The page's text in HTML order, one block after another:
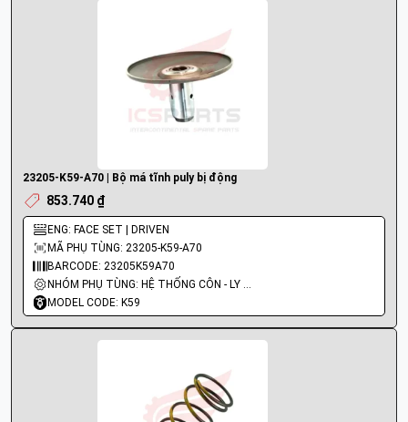
23205-K59-A70 | Bộ má tĩnh puly bị động
853.740 ₫
ENG: FACE SET | DRIVEN
MÃ PHỤ TÙNG: 23205-K59-A70
BARCODE: 23205K59A70
NHÓM PHỤ TÙNG: HỆ THỐNG CÔN - LY HỢP - TRỤC SỐ - BÁNH RĂNG
MODEL CODE: K59